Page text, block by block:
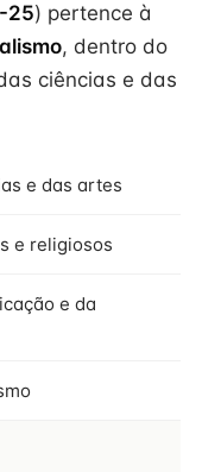
25) pertence à
, dentro do
ciências e das
e das artes
e religiosos
e da